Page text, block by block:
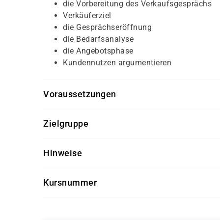
die Vorbereitung des Verkaufsgesprächs
Verkäuferziel
die Gesprächseröffnung
die Bedarfsanalyse
die Angebotsphase
Kundennutzen argumentieren
Voraussetzungen
keine
Zielgruppe
Hinweise
Kursnummer